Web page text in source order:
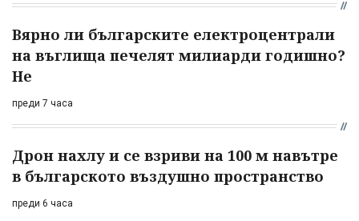
Вярно ли българските електроцентрали
на въглища печелят милиарди годишно?
Не
преди 7 часа
Дрон нахлу и се взриви на 100 м навътре
в българското въздушно пространство
преди 6 часа